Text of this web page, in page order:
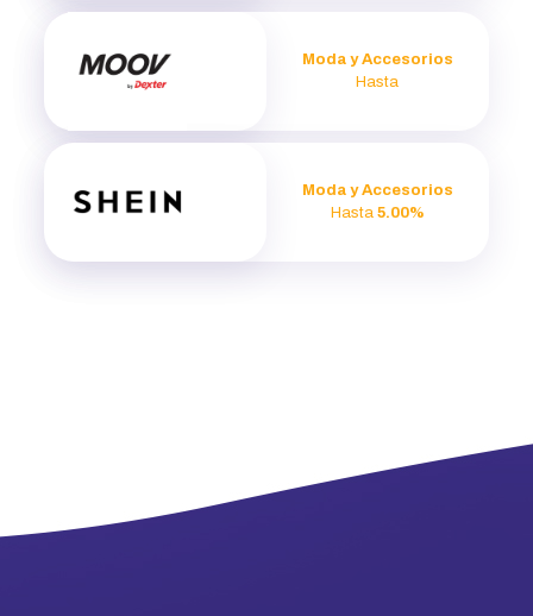
Moda y Accesorios
Hasta
Moda y Accesorios
Hasta 5.00%